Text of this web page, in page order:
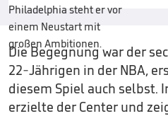
Die Begegnung war der
22-Jährigen in der NBA,
diesem Spiel auch selbst.
erzielte der Center und